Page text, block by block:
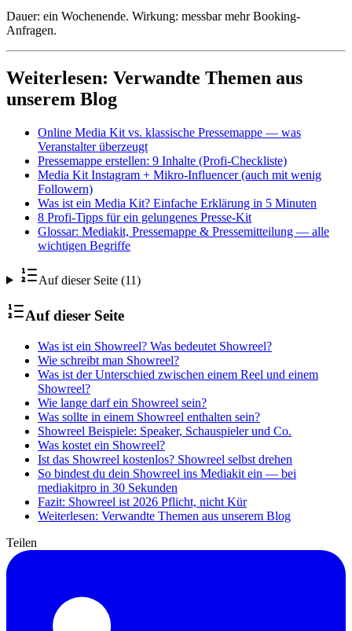
Dauer: ein Wochenende. Wirkung: messbar mehr Booking-
Anfragen.
Weiterlesen: Verwandte Themen aus
unserem Blog
Online Media Kit vs. klassische Pressemappe — was
Veranstalter überzeugt
Pressemappe erstellen: 9 Inhalte (Profi-Checkliste)
Media Kit Instagram + Mikro-Influencer (auch mit wenig
Followern)
Was ist ein Media Kit? Einfache Erklärung in 5 Minuten
8 Profi-Tipps für ein gelungenes Presse-Kit
Glossar: Mediakit, Pressemappe & Pressemitteilung — alle
wichtigen Begriffe
Auf dieser Seite (11)
Auf dieser Seite
Was ist ein Showreel? Was bedeutet Showreel?
Wie schreibt man Showreel?
Was ist der Unterschied zwischen einem Reel und einem
Showreel?
Wie lange darf ein Showreel sein?
Was sollte in einem Showreel enthalten sein?
Showreel Beispiele: Speaker, Schauspieler und Co.
Was kostet ein Showreel?
Ist das Showreel kostenlos? Showreel selbst drehen
So bindest du dein Showreel ins Mediakit ein — bei
mediakitpro in 30 Sekunden
Fazit: Showreel ist 2026 Pflicht, nicht Kür
Weiterlesen: Verwandte Themen aus unserem Blog
Teilen